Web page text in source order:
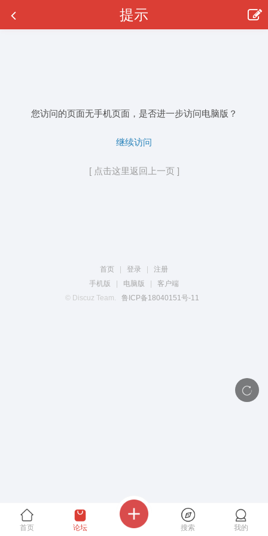
提示
您访问的页面无手机页面，是否进一步访问电脑版？
继续访问
[ 点击这里返回上一页 ]
首页 登录
注册
手机版
电脑版
客户端
© Discuz Team.
鲁ICP备18040151号-11
首页 论坛 搜索 我的